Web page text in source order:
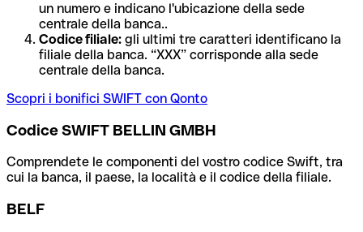
un numero e indicano l'ubicazione della sede
centrale della banca..
Codice filiale: gli ultimi tre caratteri identificano la
filiale della banca. “XXX” corrisponde alla sede
centrale della banca.
Scopri i bonifici SWIFT con Qonto
Codice SWIFT BELLIN GMBH
Comprendete le componenti del vostro codice Swift, tra
cui la banca, il paese, la località e il codice della filiale.
BELF